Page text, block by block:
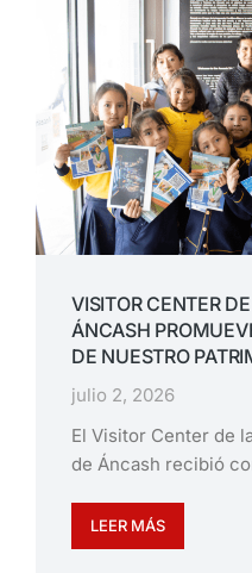
VISITOR CENTER
ÁNCASH
DE NUESTRO
julio 2, 2026
El Visitor Center de
de Áncash recibió
LEER MÁS